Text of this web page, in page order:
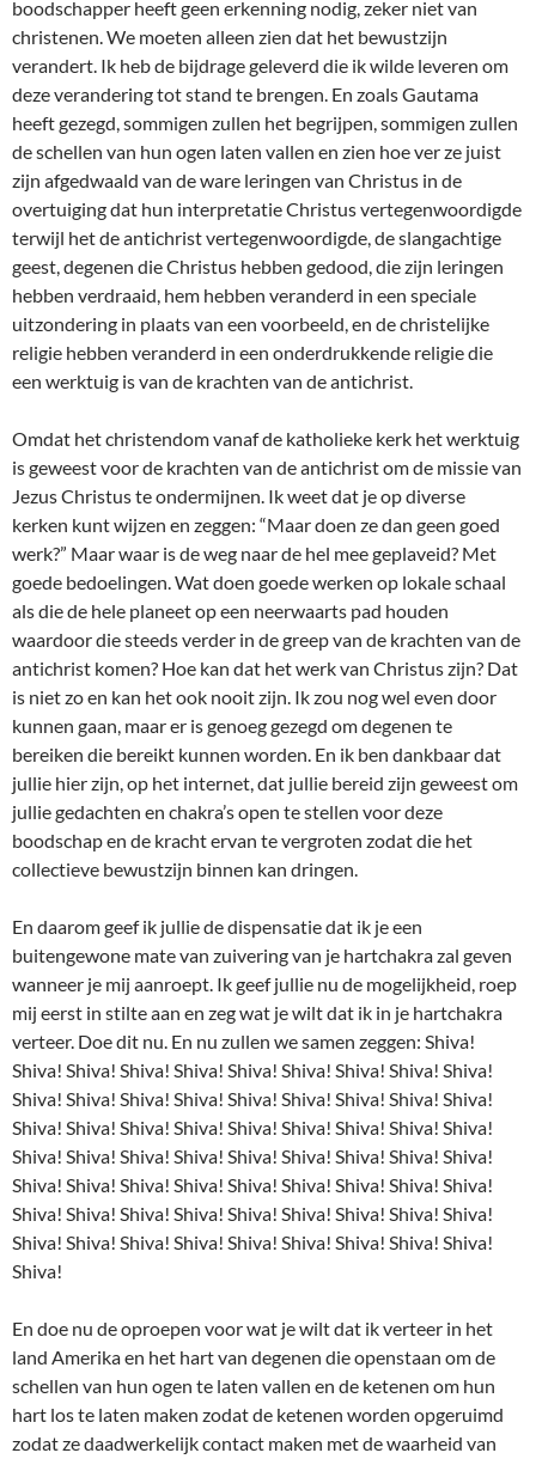
boodschapper heeft geen erkenning nodig, zeker niet van
christenen. We moeten alleen zien dat het bewustzijn
verandert. Ik heb de bijdrage geleverd die ik wilde leveren om
deze verandering tot stand te brengen. En zoals Gautama
heeft gezegd, sommigen zullen het begrijpen, sommigen zullen
de schellen van hun ogen laten vallen en zien hoe ver ze juist
zijn afgedwaald van de ware leringen van Christus in de
overtuiging dat hun interpretatie Christus vertegenwoordigde
terwijl het de antichrist vertegenwoordigde, de slangachtige
geest, degenen die Christus hebben gedood, die zijn leringen
hebben verdraaid, hem hebben veranderd in een speciale
uitzondering in plaats van een voorbeeld, en de christelijke
religie hebben veranderd in een onderdrukkende religie die
een werktuig is van de krachten van de antichrist.
Omdat het christendom vanaf de katholieke kerk het werktuig
is geweest voor de krachten van de antichrist om de missie van
Jezus Christus te ondermijnen. Ik weet dat je op diverse
kerken kunt wijzen en zeggen: “Maar doen ze dan geen goed
werk?” Maar waar is de weg naar de hel mee geplaveid? Met
goede bedoelingen. Wat doen goede werken op lokale schaal
als die de hele planeet op een neerwaarts pad houden
waardoor die steeds verder in de greep van de krachten van de
antichrist komen? Hoe kan dat het werk van Christus zijn? Dat
is niet zo en kan het ook nooit zijn. Ik zou nog wel even door
kunnen gaan, maar er is genoeg gezegd om degenen te
bereiken die bereikt kunnen worden. En ik ben dankbaar dat
jullie hier zijn, op het internet, dat jullie bereid zijn geweest om
jullie gedachten en chakra’s open te stellen voor deze
boodschap en de kracht ervan te vergroten zodat die het
collectieve bewustzijn binnen kan dringen.
En daarom geef ik jullie de dispensatie dat ik je een
buitengewone mate van zuivering van je hartchakra zal geven
wanneer je mij aanroept. Ik geef jullie nu de mogelijkheid, roep
mij eerst in stilte aan en zeg wat je wilt dat ik in je hartchakra
verteer. Doe dit nu. En nu zullen we samen zeggen: Shiva!
Shiva! Shiva! Shiva! Shiva! Shiva! Shiva! Shiva! Shiva! Shiva!
Shiva! Shiva! Shiva! Shiva! Shiva! Shiva! Shiva! Shiva! Shiva!
Shiva! Shiva! Shiva! Shiva! Shiva! Shiva! Shiva! Shiva! Shiva!
Shiva! Shiva! Shiva! Shiva! Shiva! Shiva! Shiva! Shiva! Shiva!
Shiva! Shiva! Shiva! Shiva! Shiva! Shiva! Shiva! Shiva! Shiva!
Shiva! Shiva! Shiva! Shiva! Shiva! Shiva! Shiva! Shiva! Shiva!
Shiva! Shiva! Shiva! Shiva! Shiva! Shiva! Shiva! Shiva! Shiva!
Shiva!
En doe nu de oproepen voor wat je wilt dat ik verteer in het
land Amerika en het hart van degenen die openstaan om de
schellen van hun ogen te laten vallen en de ketenen om hun
hart los te laten maken zodat de ketenen worden opgeruimd
zodat ze daadwerkelijk contact maken met de waarheid van